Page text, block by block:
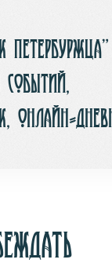
Петербуржца”
онлайн-